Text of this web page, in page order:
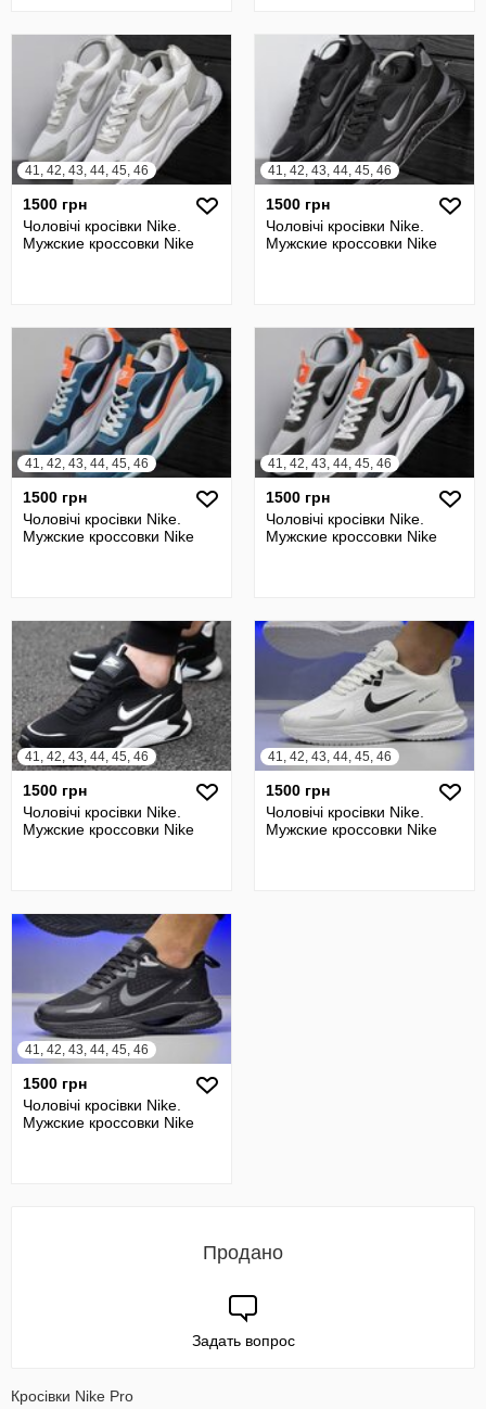
41, 42, 43, 44, 45, 46
1500 грн
Чоловічі кросівки Nike.
Мужские кроссовки Nike
41, 42, 43, 44, 45, 46
1500 грн
Чоловічі кросівки Nike.
Мужские кроссовки Nike
41, 42, 43, 44, 45, 46
1500 грн
Чоловічі кросівки Nike.
Мужские кроссовки Nike
41, 42, 43, 44, 45, 46
1500 грн
Чоловічі кросівки Nike.
Мужские кроссовки Nike
41, 42, 43, 44, 45, 46
1500 грн
Чоловічі кросівки Nike.
Мужские кроссовки Nike
41, 42, 43, 44, 45, 46
1500 грн
Чоловічі кросівки Nike.
Мужские кроссовки Nike
41, 42, 43, 44, 45, 46
1500 грн
Чоловічі кросівки Nike.
Мужские кроссовки Nike
Продано
Задать вопрос
Кросівки Nike Pro